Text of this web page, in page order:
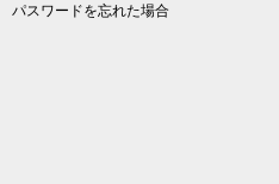
パスワードを忘れた場合